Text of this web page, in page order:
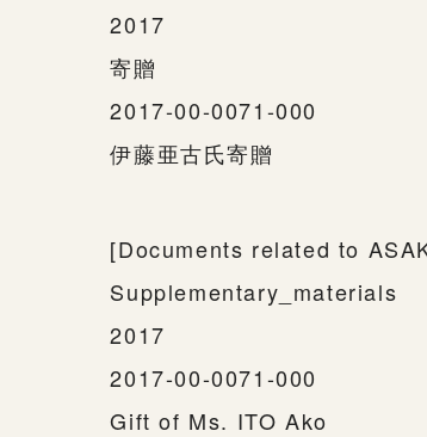
2017
寄贈
2017-00-0071-000
伊藤亜古氏寄贈
[Documents related to
Supplementary_materials
2017
2017-00-0071-000
Gift of Ms. ITO Ako